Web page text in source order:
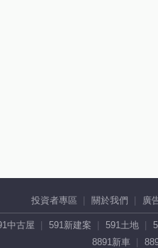
投資者專區 關於我們 廣
中古屋 591新建案 591土地
8891新車